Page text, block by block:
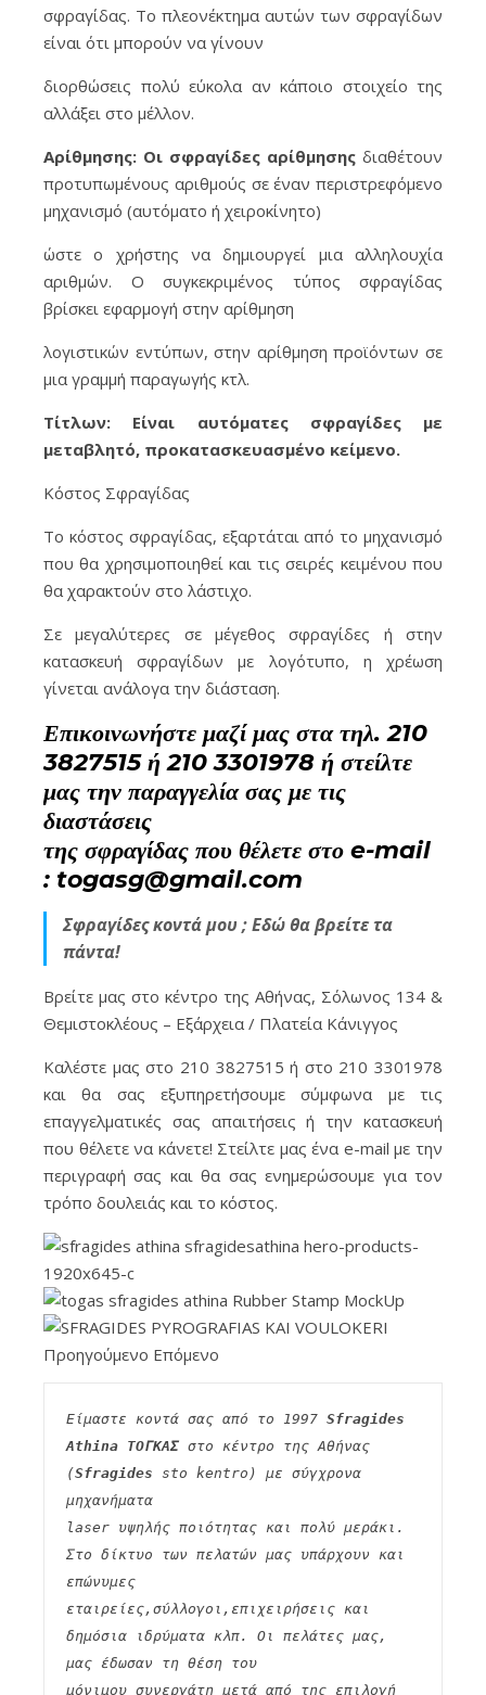
σφραγίδας. Το πλεονέκτημα αυτών των σφραγίδων
είναι ότι μπορούν να γίνουν
διορθώσεις πολύ εύκολα αν κάποιο στοιχείο της
αλλάξει στο μέλλον.
Αρίθμησης: Οι σφραγίδες αρίθμησης διαθέτουν
προτυπωμένους αριθμούς σε έναν περιστρεφόμενο
μηχανισμό (αυτόματο ή χειροκίνητο)
ώστε ο χρήστης να δημιουργεί μια αλληλουχία
αριθμών. Ο συγκεκριμένος τύπος σφραγίδας
βρίσκει εφαρμογή στην αρίθμηση
λογιστικών εντύπων, στην αρίθμηση προϊόντων σε
μια γραμμή παραγωγής κτλ.
Τίτλων: Είναι αυτόματες σφραγίδες με
μεταβλητό, προκατασκευασμένο κείμενο.
Κόστος Σφραγίδας
Το κόστος σφραγίδας, εξαρτάται από το μηχανισμό
που θα χρησιμοποιηθεί και τις σειρές κειμένου που
θα χαρακτούν στο λάστιχο.
Σε μεγαλύτερες σε μέγεθος σφραγίδες ή στην
κατασκευή σφραγίδων με λογότυπο, η χρέωση
γίνεται ανάλογα την διάσταση.
Επικοινωνήστε μαζί μας στα τηλ. 210
3827515 ή 210 3301978 ή στείλτε
μας την παραγγελία σας με τις
διαστάσεις
της σφραγίδας που θέλετε στο e-mail
: togasg@gmail.com
Σφραγίδες κοντά μου ; Εδώ θα βρείτε τα
πάντα!
Βρείτε μας στο κέντρο της Αθήνας, Σόλωνος 134 &
Θεμιστοκλέους – Εξάρχεια / Πλατεία Κάνιγγος
Καλέστε μας στο 210 3827515 ή στο 210 3301978
και θα σας εξυπηρετήσουμε σύμφωνα με τις
επαγγελματικές σας απαιτήσεις ή την κατασκευή
που θέλετε να κάνετε! Στείλτε μας ένα e-mail με την
περιγραφή σας και θα σας ενημερώσουμε για τον
τρόπο δουλειάς και το κόστος.
Προηγούμενο Επόμενο
Είμαστε κοντά σας από το 1997 Sfragides
Athina ΤΟΓΚΑΣ στο κέντρο της Αθήνας
(Sfragides sto kentro) με σύγχρονα
μηχανήματα
laser υψηλής ποιότητας και πολύ μεράκι.
Στο δίκτυο των πελατών μας υπάρχουν και
επώνυμες
εταιρείες,σύλλογοι,επιχειρήσεις και
δημόσια ιδρύματα κλπ. Οι πελάτες μας,
μας έδωσαν τη θέση του
μόνιμου συνεργάτη μετά από της επιλογή